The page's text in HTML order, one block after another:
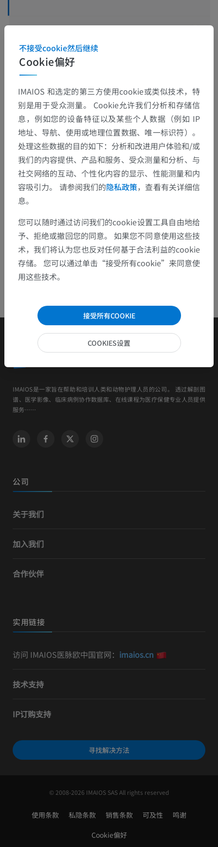
翻译
发现错误？
欢迎提出更正、翻译或内容改进的建议。
检举错误
下载APP
IMAIOS是一家旨在帮助和培训人类和动物护理人员的公司。 透过解剖图
谱、医学影像、临床病例协作数据库、在线课程为医疗保健专业人员提供
服务……
公司
关于我们
加入我们
合作伙伴
实用链接
访问 IMAIOS医脉欧中国官网： imaios.cn
技术支持
IP订购支持
寻找解决方法
© 2008-2026 IMAIOS SAS All rights reserved
使用条款 私隐条款 销售条款 可及性 鸣谢
Cookie偏好
Cookie偏好
不接受cookie然后继续
IMAIOS 和选定的第三方使用cookie或类似技术，特
别是用于受众测量。 Cookie允许我们分析和存储信
息，例如您的设备特征以及某些个人数据（例如 IP
地址、导航、使用或地理位置数据、唯一标识符）。
处理这些数据的目的如下：分析和改进用户体验和/或
我们的内容提供、产品和服务、受众测量和分析、与
社交网络的互动、个性化内容的显示、性能测量和内
容吸引力。 请参阅我们的隐私政策，查看有关详细信
息。
您可以随时通过访问我们的cookie设置工具自由地给
予、拒绝或撤回您的同意。 如果您不同意使用这些技
术，我们将认为您也反对任何基于合法利益的cookie
存储。 您可以通过单击“接受所有cookie”来同意使
用这些技术。
接受所有COOKIE
COOKIES设置